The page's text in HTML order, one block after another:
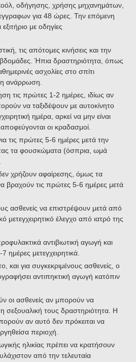
οδήγησης, χρήσης μηχανημάτων,
για 48 ώρες. Την επόμενη
με οδηγίες
τις απότομες κινήσεις και την
Ήπια δραστηριότητα, όπως
ασχολίες στο σπίτι
ανάρρωση.
τις πρώτες 1-2 ημέρες, ιδίως αν
να ταξιδέψουν με αυτοκίνητο
ημέρα, αρκεί να μην είναι
οι κραδασμοί.
τις πρώτες 5-6 ημέρες μετά την
τα φουσκώματα (όσπρια, ωμά
χρήζουν αφαίρεσης, όμως τα
βραχούν τις πρώτες 5-6 ημέρες μετά
ασθενείς να επιστρέψουν μετά από
μετεγχειρητικό έλεγχο από ιατρό της
αντιβιωτική αγωγή και
ημέρες μετεγχειρητικά.
και για συγκεκριμένους ασθενείς, ο
αντιπηκτική αγωγή κατόπιν
οι ασθενείς αν μπορούν να
σεξουαλική τους δραστηριότητα. Η
αν αυτό δεν πρόκειται να
περιοχή.
ηλικίας πρέπει να κρατήσουν
από την τελευταία